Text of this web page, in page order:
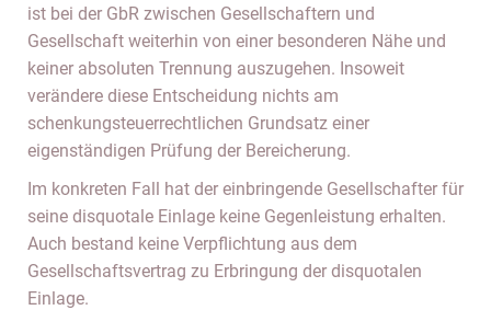
ist bei der GbR zwischen Gesellschaftern und
Gesellschaft weiterhin von einer besonderen Nähe und
keiner absoluten Trennung auszugehen. Insoweit
verändere diese Entscheidung nichts am
schenkungsteuerrechtlichen Grundsatz einer
eigenständigen Prüfung der Bereicherung.
Im konkreten Fall hat der einbringende Gesellschafter für
seine disquotale Einlage keine Gegenleistung erhalten.
Auch bestand keine Verpflichtung aus dem
Gesellschaftsvertrag zu Erbringung der disquotalen
Einlage.